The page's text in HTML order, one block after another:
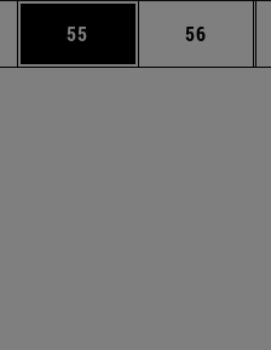
Use TAB para desplazarse.
Página
55 Página
56